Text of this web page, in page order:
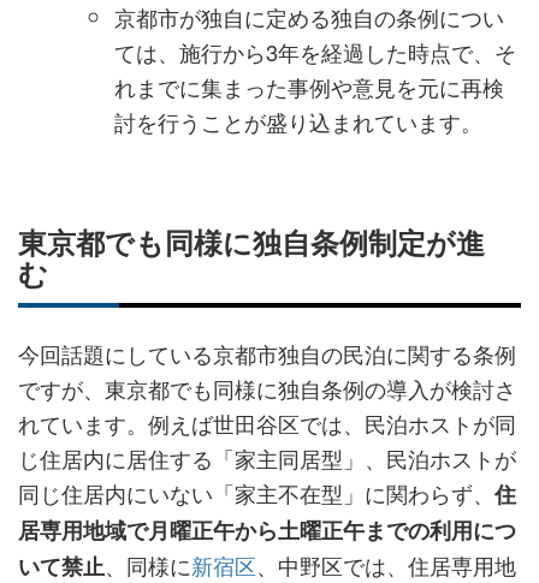
京都市が独自に定める独自の条例につい
ては、施行から3年を経過した時点で、そ
れまでに集まった事例や意見を元に再検
討を行うことが盛り込まれています。
東京都でも同様に独自条例制定が進
む
今回話題にしている京都市独自の民泊に関する条例
ですが、東京都でも同様に独自条例の導入が検討さ
れています。例えば世田谷区では、民泊ホストが同
じ住居内に居住する「家主同居型」、民泊ホストが
同じ住居内にいない「家主不在型」に関わらず、住
居専用地域で月曜正午から土曜正午までの利用につ
いて禁止、同様に新宿区、中野区では、住居専用地